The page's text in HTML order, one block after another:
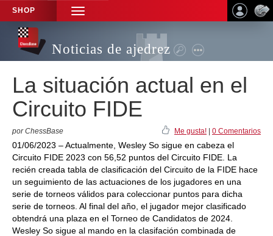
SHOP
TOGGLE
NAVIGATION
Noticias de ajedrez
La situación actual en el
Circuito FIDE
por ChessBase Me gusta! 0 Comentarios
01/06/2023 – Actualmente, Wesley So sigue en cabeza el
Circuito FIDE 2023 con 56,52 puntos del Circuito FIDE. La
recién creada tabla de clasificación del Circuito de la FIDE hace
un seguimiento de las actuaciones de los jugadores en una
serie de torneos válidos para coleccionar puntos para dicha
serie de torneos. Al final del año, el jugador mejor clasificado
obtendrá una plaza en el Torneo de Candidatos de 2024.
Wesley So sigue al mando en la clasifación combinada de